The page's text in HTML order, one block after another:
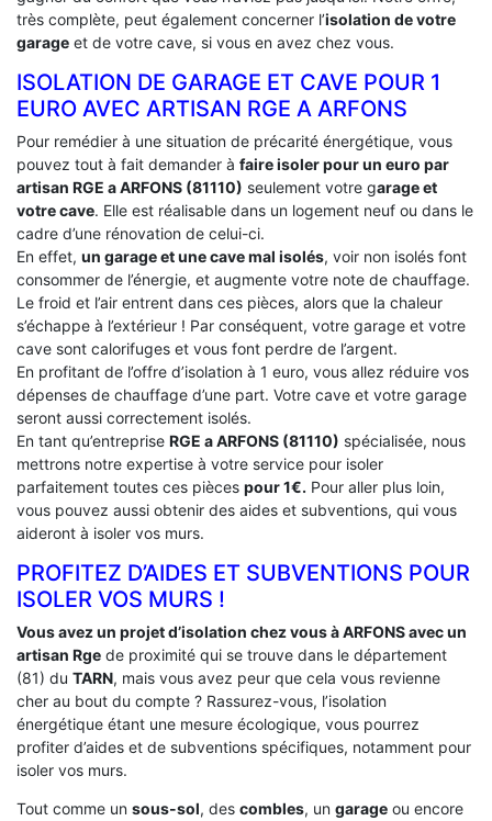
très complète, peut également concerner l’isolation de votre
garage et de votre cave, si vous en avez chez vous.
ISOLATION DE GARAGE ET CAVE POUR 1
EURO AVEC ARTISAN RGE A ARFONS
Pour remédier à une situation de précarité énergétique, vous
pouvez tout à fait demander à faire isoler pour un euro par
artisan RGE a ARFONS (81110) seulement votre garage et
votre cave. Elle est réalisable dans un logement neuf ou dans le
cadre d’une rénovation de celui-ci.
En effet, un garage et une cave mal isolés, voir non isolés font
consommer de l’énergie, et augmente votre note de chauffage.
Le froid et l’air entrent dans ces pièces, alors que la chaleur
s’échappe à l’extérieur ! Par conséquent, votre garage et votre
cave sont calorifuges et vous font perdre de l’argent.
En profitant de l’offre d’isolation à 1 euro, vous allez réduire vos
dépenses de chauffage d’une part. Votre cave et votre garage
seront aussi correctement isolés.
En tant qu’entreprise RGE a ARFONS (81110) spécialisée, nous
mettrons notre expertise à votre service pour isoler
parfaitement toutes ces pièces pour 1€. Pour aller plus loin,
vous pouvez aussi obtenir des aides et subventions, qui vous
aideront à isoler vos murs.
PROFITEZ D’AIDES ET SUBVENTIONS POUR
ISOLER VOS MURS !
Vous avez un projet d’isolation chez vous à ARFONS avec un
artisan Rge de proximité qui se trouve dans le département
(81) du TARN, mais vous avez peur que cela vous revienne
cher au bout du compte ? Rassurez-vous, l’isolation
énergétique étant une mesure écologique, vous pourrez
profiter d’aides et de subventions spécifiques, notamment pour
isoler vos murs.
Tout comme un sous-sol, des combles, un garage ou encore